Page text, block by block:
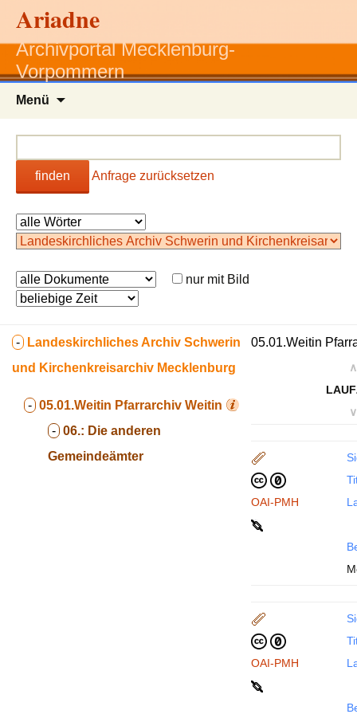
Ariadne
Archivportal Mecklenburg-
Vorpommern
Menü
finden Anfrage zurücksetzen
nur mit Bild
- Landeskirchliches Archiv Schwerin
und Kirchenkreisarchiv Mecklenburg
- 05.01.Weitin Pfarrarchiv Weitin
- 06.: Die anderen
Gemeindeämter
05.01.Weitin
∧
∨
OAI-PMH
OAI-PMH